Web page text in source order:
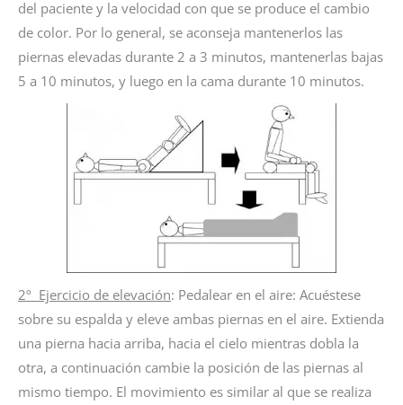
del paciente y la velocidad con que se produce el cambio
de color. Por lo general, se aconseja mantenerlos las
piernas elevadas durante 2 a 3 minutos, mantenerlas bajas
5 a 10 minutos, y luego en la cama durante 10 minutos.
2º Ejercicio de elevación: Pedalear en el aire: Acuéstese
sobre su espalda y eleve ambas piernas en el aire. Extienda
una pierna hacia arriba, hacia el cielo mientras dobla la
otra, a continuación cambie la posición de las piernas al
mismo tiempo. El movimiento es similar al que se realiza